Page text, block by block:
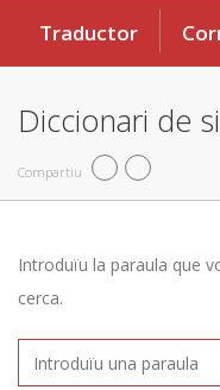
Traductor
Diccionari de
Compartiu
Introduïu la paraula que
cerca.